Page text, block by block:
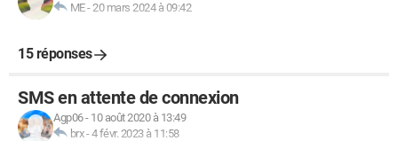
ME-20 mars 2024 à 09:42
15 réponses
SMS en attente de connexion
Agp06- 10 août 2020 à 13:49
brx-4 févr. 2023 à 11:58